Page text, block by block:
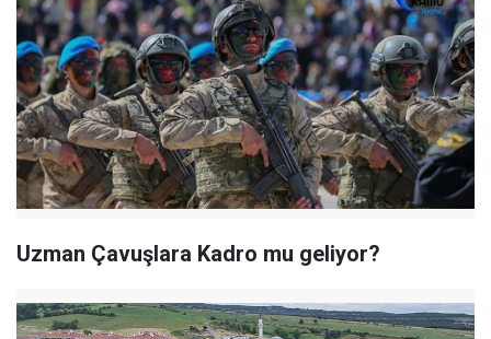
Uzman Çavuşlara Kadro mu geliyor?